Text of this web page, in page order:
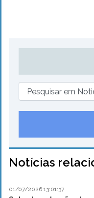
Notícias
01/07/2026 13:01:37